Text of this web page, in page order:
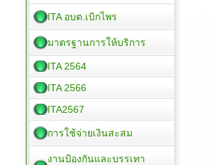
ITA อบต.เบิกไพร
มาตรฐานการให้บริการ
ITA 2564
ITA 2566
ITA2567
การใช้จ่ายเงินสะสม
งานป้องกันและบรรเทา